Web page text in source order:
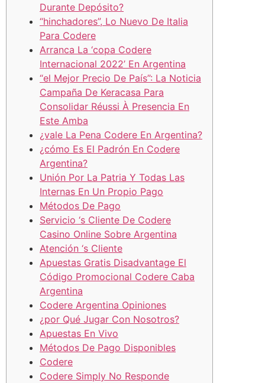
Durante Depósito?
“hinchadores”, Lo Nuevo De Italia
Para Codere
Arranca La ‘copa Codere
Internacional 2022’ En Argentina
“el Mejor Precio De País”: La Noticia
Campaña De Keracasa Para
Consolidar Réussi À Presencia En
Este Amba
¿vale La Pena Codere En Argentina?
¿cómo Es El Padrón En Codere
Argentina?
Unión Por La Patria Y Todas Las
Internas En Un Propio Pago
Métodos De Pago
Servicio ‘s Cliente De Codere
Casino Online Sobre Argentina
Atención ‘s Cliente
Apuestas Gratis Disadvantage El
Código Promocional Codere Caba
Argentina
Codere Argentina Opiniones
¿por Qué Jugar Con Nosotros?
Apuestas En Vivo
Métodos De Pago Disponibles
Codere
Codere Simply No Responde